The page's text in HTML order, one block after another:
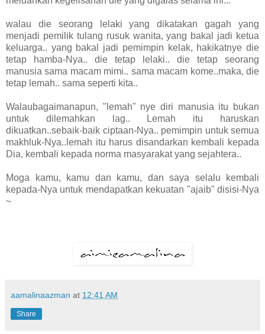
walau die seorang lelaki yang dikatakan gagah yang
menjadi pemilik tulang rusuk wanita, yang bakal jadi ketua
keluarga.. yang bakal jadi pemimpin kelak, hakikatnye die
tetap hamba-Nya.. die tetap lelaki.. die tetap seorang
manusia sama macam mimi.. sama macam kome..maka, die
tetap lemah.. sama seperti kita..
Walaubagaimanapun, "lemah" nye diri manusia itu bukan
untuk dilemahkan lag.. Lemah itu haruskan
dikuatkan..sebaik-baik ciptaan-Nya.. pemimpin untuk semua
makhluk-Nya..lemah itu harus disandarkan kembali kepada
Dia, kembali kepada norma masyarakat yang sejahtera..
Moga kamu, kamu dan kamu, dan saya selalu kembali
kepada-Nya untuk mendapatkan kekuatan "ajaib" disisi-Nya
~
aamalinaazman at 12:41 AM
Share